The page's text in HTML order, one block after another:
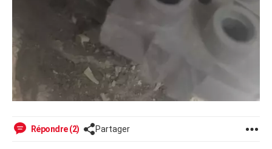
Répondre (2) Partager